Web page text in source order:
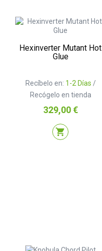
Hexinverter Mutant Hot
Glue
Recíbelo en: 1-2 Días /
Recógelo en tienda
Precio
329,00 €
shopping_cart